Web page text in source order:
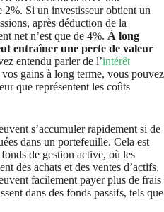
2%. Si un investisseur obtient un
après déduction de la
net n’est que de 4%. À long
entraîner une perte de valeur
entendu parler de l’intérêt
gains à long terme, vous pouvez
que représentent les coûts
s’accumuler rapidement si de
dans un portefeuille. Cela est
de gestion active, où les
des achats et des ventes d’actifs.
facilement payer plus de frais
dans des fonds passifs, tels que